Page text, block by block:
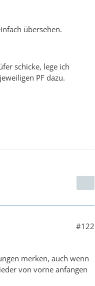
übersehen.
schicke, lege ich
PF dazu.
#122
merken, auch wenn
von vorne anfangen